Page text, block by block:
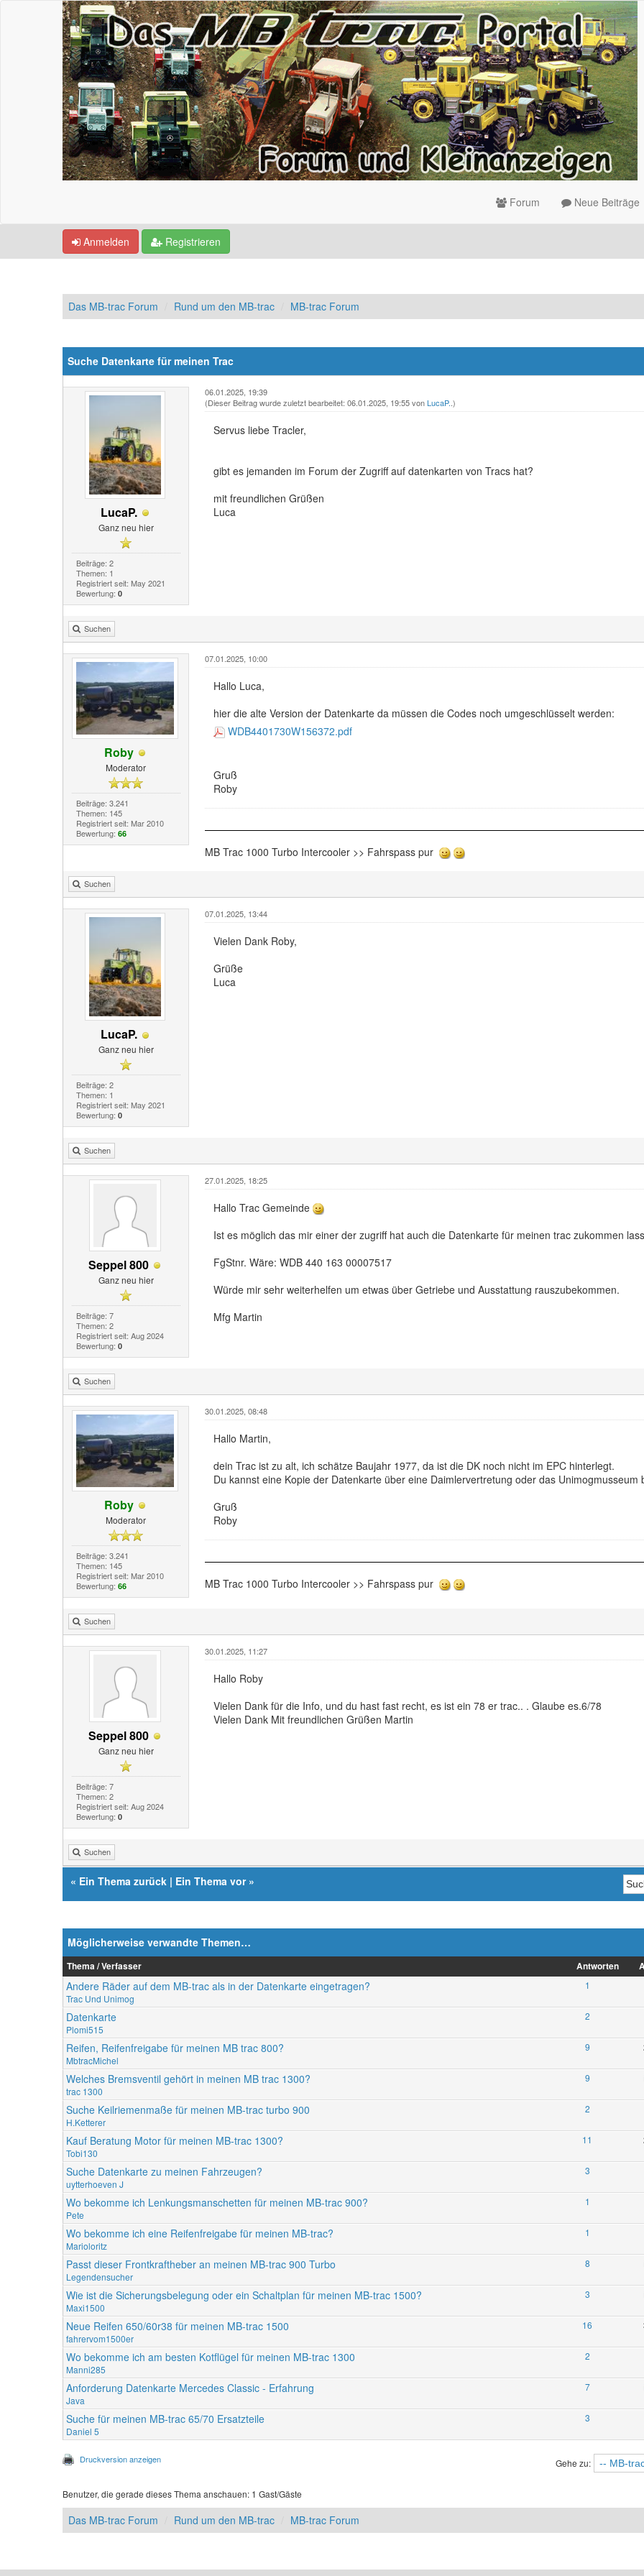
Forum Neue Beiträge
Anmelden Registrieren
Das MB-trac Forum Rund um den MB-trac MB-trac Forum
Suche Datenkarte für meinen Trac
LucaP.
Ganz neu hier
Beiträge: 2
Themen: 1
Registriert seit: May 2021
Bewertung: 0
06.01.2025, 19:39
(Dieser Beitrag wurde zuletzt bearbeitet: 06.01.2025, 19:55 vonLucaP. .)
Servus liebe Tracler,
gibt es jemanden im Forum der Zugriff auf datenkarten von Tracs hat?
mit freundlichen Grüßen
Luca
Suchen
Roby
Moderator
Beiträge: 3.241
Themen: 145
Registriert seit: Mar 2010
Bewertung: 66
07.01.2025, 10:00
Hallo Luca,
hier die alte Version der Datenkarte da müssen die Codes noch umgeschlüsselt werden:
WDB4401730W156372.pdf
Gruß
Roby
MB Trac 1000 Turbo Intercooler >> Fahrspass pur
Suchen
LucaP.
Ganz neu hier
Beiträge: 2
Themen: 1
Registriert seit: May 2021
Bewertung: 0
07.01.2025, 13:44
Vielen Dank Roby,
Grüße
Luca
Suchen
Seppel 800
Ganz neu hier
Beiträge: 7
Themen: 2
Registriert seit: Aug 2024
Bewertung: 0
27.01.2025, 18:25
Hallo Trac Gemeinde
Ist es möglich das mir einer der zugriff hat auch die Datenkarte für meinen trac zukommen
FgStnr. Wäre: WDB 440 163 00007517
Würde mir sehr weiterhelfen um etwas über Getriebe und Ausstattung rauszubekommen.
Mfg Martin
Suchen
Roby
Moderator
Beiträge: 3.241
Themen: 145
Registriert seit: Mar 2010
Bewertung: 66
30.01.2025, 08:48
Hallo Martin,
dein Trac ist zu alt, ich schätze Baujahr 1977, da ist die DK noch nicht im EPC hinterlegt.
Du kannst eine Kopie der Datenkarte über eine Daimlervertretung oder das Unimogmusseum
Gruß
Roby
MB Trac 1000 Turbo Intercooler >> Fahrspass pur
Suchen
Seppel 800
Ganz neu hier
Beiträge: 7
Themen: 2
Registriert seit: Aug 2024
Bewertung: 0
30.01.2025, 11:27
Hallo Roby
Vielen Dank für die Info, und du hast fast recht, es ist ein 78 er trac.. . Glaube es.6/78
Vielen Dank Mit freundlichen Grüßen Martin
Suchen
« Ein Thema zurück | Ein Thema vor»
Möglicherweise verwandte Themen…
Thema / Verfasser Antworten
Andere Räder auf dem MB-trac als in der Datenkarte eingetragen?
Trac Und Unimog
1
Datenkarte
Plomi515
2
Reifen, Reifenfreigabe für meinen MB trac 800?
MbtracMichel
9
Welches Bremsventil gehört in meinen MB trac 1300?
trac 1300
9
Suche Keilriemenmaße für meinen MB-trac turbo 900
H.Ketterer
2
Kauf Beratung Motor für meinen MB-trac 1300?
Tobi130
11
Suche Datenkarte zu meinen Fahrzeugen?
uytterhoeven J
3
Wo bekomme ich Lenkungsmanschetten für meinen MB-trac 900?
Pete
1
Wo bekomme ich eine Reifenfreigabe für meinen MB-trac?
Marioloritz
1
Passt dieser Frontkraftheber an meinen MB-trac 900 Turbo
Legendensucher
8
Wie ist die Sicherungsbelegung oder ein Schaltplan für meinen MB-trac 1500?
Maxi1500
3
Neue Reifen 650/60r38 für meinen MB-trac 1500
fahrervom1500er
16
Wo bekomme ich am besten Kotflügel für meinen MB-trac 1300
Manni285
2
Anforderung Datenkarte Mercedes Classic - Erfahrung
Java
7
Suche für meinen MB-trac 65/70 Ersatzteile
Daniel 5
3
Druckversion anzeigen Gehe zu:
Benutzer, die gerade dieses Thema anschauen: 1 Gast/Gäste
Das MB-trac Forum Rund um den MB-trac MB-trac Forum